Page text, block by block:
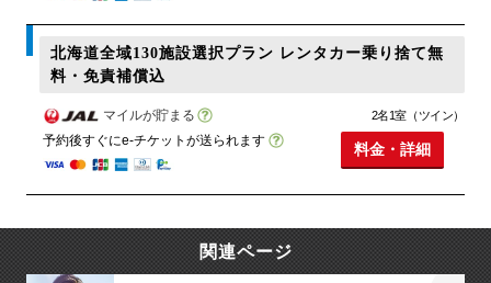
北海道全域130施設選択プラン レンタカー乗り捨て無
料・免責補償込
マイルが貯まる
予約後すぐにe-チケットが送られます
2名1室（ツイン）
料金・詳細
関連ページ